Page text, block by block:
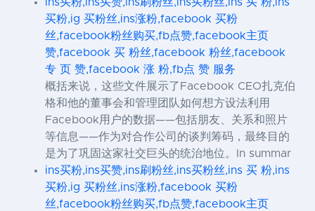
ins买粉,ins买赞,ins刷粉丝,ins买粉丝,ins 买 粉,ins
买粉,ig 买粉丝,ins涨粉,facebook 买粉
丝,facebook粉丝购买,fb点赞,facebook主页
赞,facebook 买 粉丝,facebook 粉丝,facebook
专 页 赞,facebook 涨 粉,fb点 赞 服务
概括来说，这些文件展示了Facebook CEO扎克伯
格和他的董事会和管理团队如何想方设法利用
Facebook用户的数据——包括朋友、关系和照片
等信息——作为对合作公司的谈判筹码，最终目的
是为了巩固这家社交巨头的统治地位。In summar
ins买粉,ins买赞,ins刷粉丝,ins买粉丝,ins 买 粉,ins
买粉,ig 买粉丝,ins涨粉,facebook 买粉
丝,facebook粉丝购买,fb点赞,facebook主页